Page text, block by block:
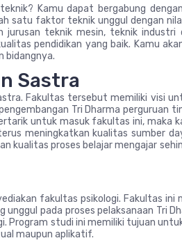
Kamu dapat bergabung
satu faktor teknik unggul dengan
jurusan teknik mesin, teknik
pendidikan yang baik. Kamu
bidangnya.
Sastra
Fakultas tersebut memiliki visi
Tri Dharma perguruan
untuk masuk fakultas ini, maka
meningkatkan kualitas sumber
kualitas proses belajar mengajar
fakultas psikologi. Fakultas ini
pada proses pelaksanaan Tri
Program studi ini memiliki tujuan
maupun aplikatif.